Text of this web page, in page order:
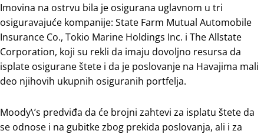
Imovina na ostrvu bila je osigurana uglavnom u tri
osiguravajuće kompanije: State Farm Mutual Automobile
Insurance Co., Tokio Marine Holdings Inc. i The Allstate
Corporation, koji su rekli da imaju dovoljno resursa da
isplate osigurane štete i da je poslovanje na Havajima mali
deo njihovih ukupnih osiguranih portfelja.
Moody\’s predviđa da će brojni zahtevi za isplatu štete da
se odnose i na gubitke zbog prekida poslovanja, ali i za